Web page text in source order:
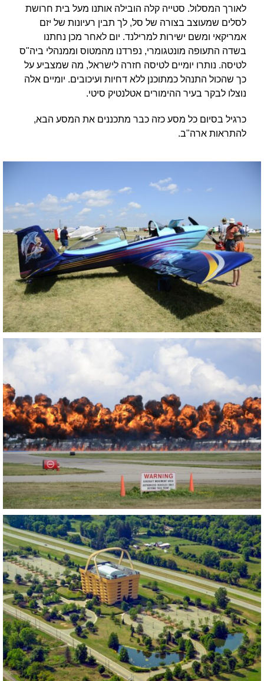
לאורך המסלול. סטייה קלה הובילה אותנו מעל בית חרושת
לסלים שמעוצב בצורה של סל, לך תבין רעיונות של יזם
אמריקאי ומשם ישירות למרילנד. יום לאחר מכן נחתנו
בשדה התעופה מונטגומרי, נפרדנו מהמטוס וממנהלי ביה"ס
לטיסה. נותרו יומיים לטיסה חזרה לישראל, מה שמצביע על
כך שהכול התנהל כמתוכנן ללא דחיות ועיכובים. יומיים אלה
נוצלו לבקר בעיר ההימורים אטלנטיק סיטי.
כרגיל בסיום כל מסע כזה כבר מתכננים את המסע הבא,
להתראות ארה"ב.